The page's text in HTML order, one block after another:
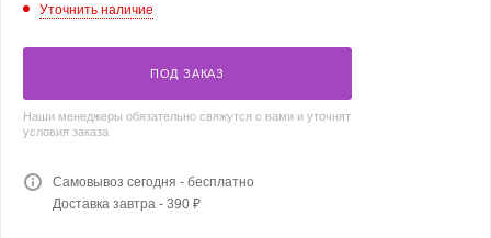
Уточнить наличие
ПОД ЗАКАЗ
Наши менеджеры обязательно свяжутся с вами и уточнят
условия заказа
Самовывоз сегодня - бесплатно
Доставка завтра - 390 ₽